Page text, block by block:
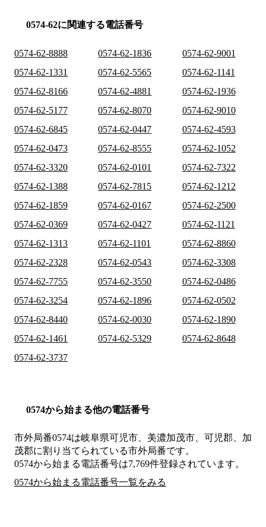
0574-62に関連する電話番号
0574-62-8888 0574-62-1836
0574-62-9001
0574-62-1331
0574-62-5565
0574-62-1141
0574-62-8166
0574-62-4881
0574-62-1936
0574-62-5177
0574-62-8070
0574-62-9010
0574-62-6845
0574-62-0447
0574-62-4593
0574-62-0473
0574-62-8555
0574-62-1052
0574-62-3320
0574-62-0101
0574-62-7322
0574-62-1388
0574-62-7815
0574-62-1212
0574-62-1859
0574-62-0167
0574-62-2500
0574-62-0369
0574-62-0427
0574-62-1121
0574-62-1313
0574-62-1101
0574-62-8860
0574-62-2328
0574-62-0543
0574-62-3308
0574-62-7755
0574-62-3550
0574-62-0486
0574-62-3254
0574-62-1896
0574-62-0502
0574-62-8440
0574-62-0030
0574-62-1890
0574-62-1461
0574-62-5329
0574-62-8648
0574-62-3737
0574から始まる他の電話番号
市外局番0574は岐阜県可児市、美濃加茂市、可児郡、加
茂郡に割り当てられている市外局番です。
0574から始まる電話番号は7,769件登録されています。
0574から始まる電話番号一覧をみる